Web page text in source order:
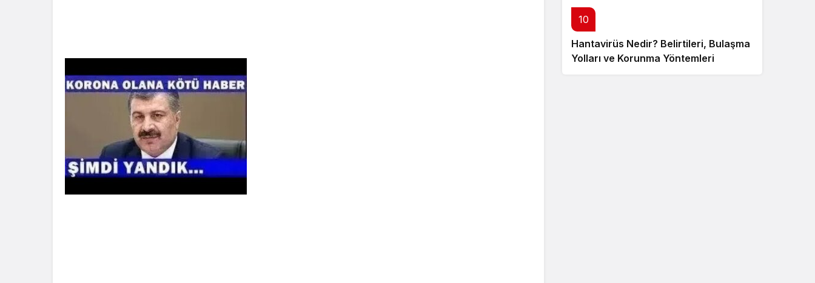
10
Hantavirüs Nedir? Belirtileri, Bulaşma
Yolları ve Korunma Yöntemleri